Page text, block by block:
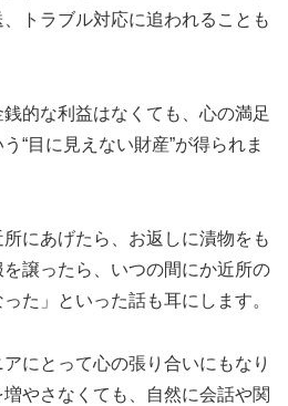
トラブル対応に追われることも
的な利益はなくても、心の満足
“目に見えない財産”が得られま
にあげたら、お返しに漬物をも
譲ったら、いつの間にか近所の
た」といった話も耳にします。
にとって心の張り合いにもなり
やさなくても、自然に会話や関